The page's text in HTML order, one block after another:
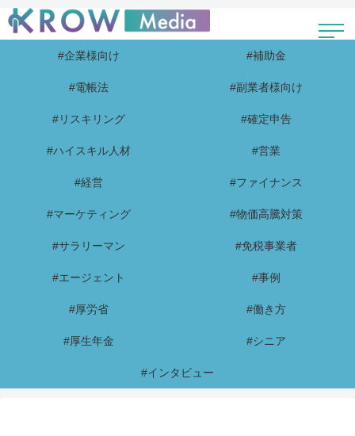
#企業様向け #補助金
#電帳法 #副業者様向け
#リスキリング #確定申告
#ハイスキル人材 #営業
#経営 #ファイナンス
#マーケティング #物価高騰対策
#サラリーマン #免税事業者
#エージェント #事例
#厚労省 #働き方
#厚生年金 #シニア
#インタビュー